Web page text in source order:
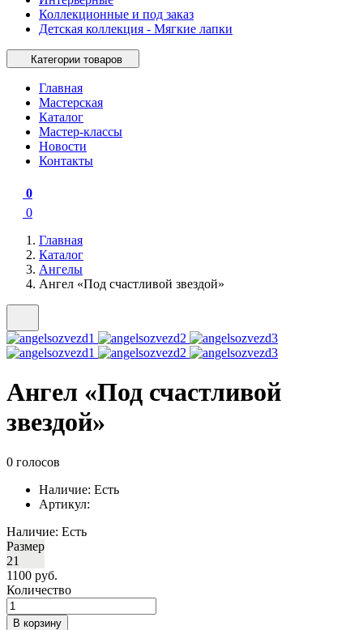
Коллекционные и под заказ
Детская коллекция - Мягкие лапки
Категории товаров
Главная
Мастерская
Каталог
Мастер-классы
Новости
Контакты
0
0
Главная
Каталог
Ангелы
Ангел «Под счастливой звездой»
Ангел «Под счастливой
звездой»
0 голосов
Наличие: Есть
Артикул:
Наличие: Есть
Размер
21
1100 руб.
Количество
В корзину